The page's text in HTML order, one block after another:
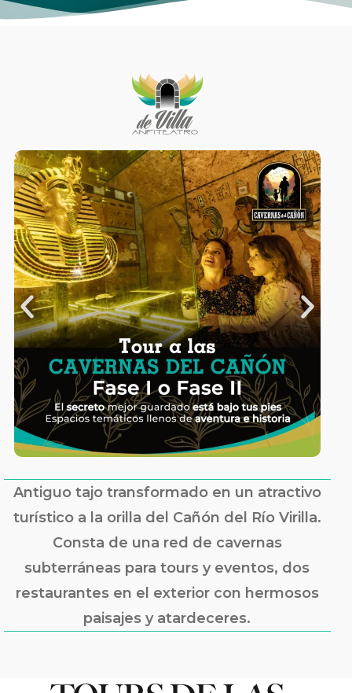
Antiguo tajo transformado en un atractivo
turístico a la orilla del Cañón del Río Virilla.
Consta de una red de cavernas
subterráneas para tours y eventos, dos
restaurantes en el exterior con hermosos
paisajes y atardeceres.